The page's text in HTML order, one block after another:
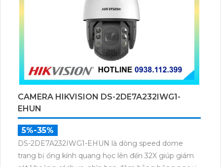
CAMERA HIKVISION DS-2DE7A232IWG1-
EHUN
5%-35%
DS-2DE7A232IWG1-EHUN là dòng speed dome
trang bị ống kính quang học lên đến 32X giúp giám